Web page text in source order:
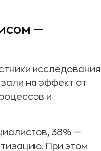
—
исследования
на эффект от
и
38% —
При этом